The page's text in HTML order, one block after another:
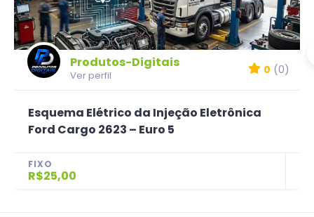
Produtos-Digitais
Ver perfil 0 (0)
Esquema Elétrico da Injeção Eletrônica
Ford Cargo 2623 – Euro 5
FIXO
R$25,00